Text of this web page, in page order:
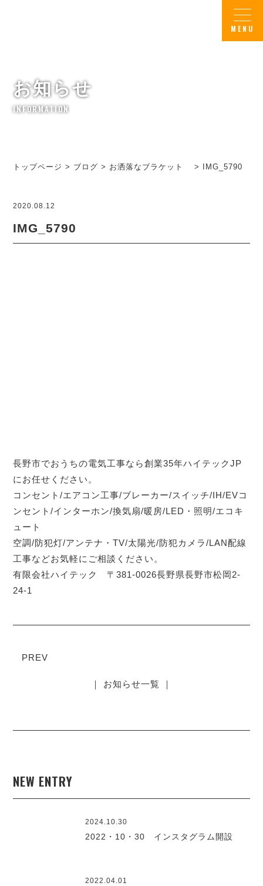
お知らせ
INFORMATION
トップページ > ブログ > お洒落なブラケット > IMG_5790
2020.08.12
IMG_5790
長野市でおうちの電気工事なら創業35年ハイテックJP
にお任せください。
コンセント/エアコン工事/ブレーカー/スイッチ/IH/EVコ
ンセント/インターホン/換気扇/暖房/LED・照明/エコキ
ュート
空調/防犯灯/アンテナ・TV/太陽光/防犯カメラ/LAN配線
工事などお気軽にご相談ください。
有限会社ハイテック 〒381-0026長野県長野市松岡2-
24-1
PREV
｜ お知らせ一覧 ｜
NEW ENTRY
2024.10.30
2022・10・30 インスタグラム開設
2022.04.01